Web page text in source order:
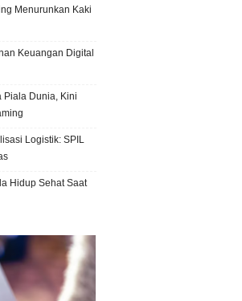
Menurunkan Kaki
Keuangan Digital
Piala Dunia, Kini
Logistik: SPIL
Hidup Sehat Saat